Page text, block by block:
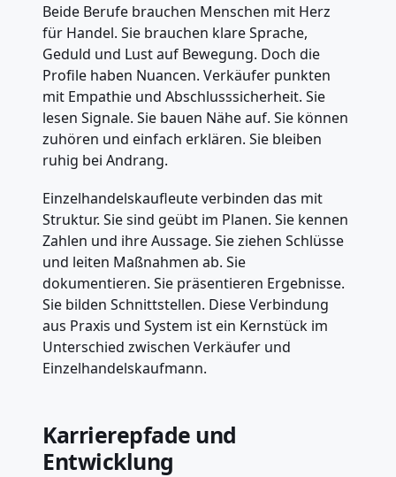
Beide Berufe brauchen Menschen mit Herz
für Handel. Sie brauchen klare Sprache,
Geduld und Lust auf Bewegung. Doch die
Profile haben Nuancen. Verkäufer punkten
mit Empathie und Abschlusssicherheit. Sie
lesen Signale. Sie bauen Nähe auf. Sie können
zuhören und einfach erklären. Sie bleiben
ruhig bei Andrang.
Einzelhandelskaufleute verbinden das mit
Struktur. Sie sind geübt im Planen. Sie kennen
Zahlen und ihre Aussage. Sie ziehen Schlüsse
und leiten Maßnahmen ab. Sie
dokumentieren. Sie präsentieren Ergebnisse.
Sie bilden Schnittstellen. Diese Verbindung
aus Praxis und System ist ein Kernstück im
Unterschied zwischen Verkäufer und
Einzelhandelskaufmann.
Karrierepfade und
Entwicklung